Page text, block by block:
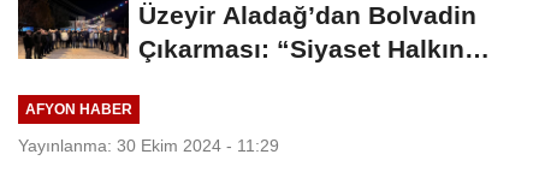
Üzeyir Aladağ’dan Bolvadin
Çıkarması: “Siyaset Halkın
AFYON HABER
Yayınlanma: 30 Ekim 2024 - 11:29